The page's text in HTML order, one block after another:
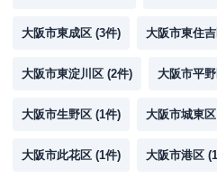
大阪市東成区 (3件) 大阪市東住
大阪市東淀川区 (2件) 大阪市平
大阪市生野区 (1件) 大阪市城東区
大阪市此花区 (1件) 大阪市港区 (1